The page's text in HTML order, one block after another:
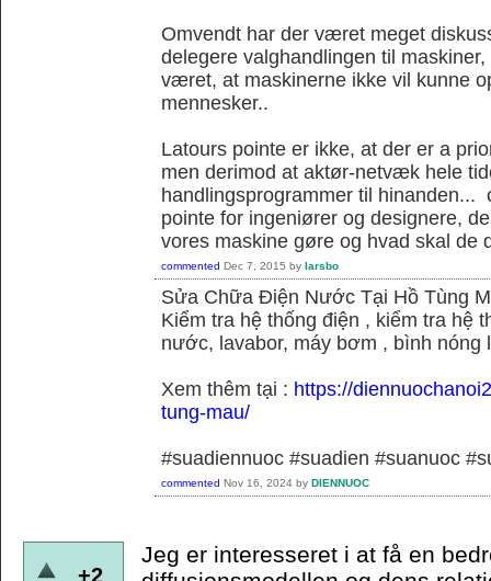
Omvendt har der været meget
delegere valghandlingen til
været, at maskinerne ikke vil kunne
mennesker..
Latours pointe er ikke, at der er a
men derimod at aktør-netvæk hele
handlingsprogrammer til hinanden...
pointe for ingeniører og designere,
vores maskine gøre og hvad skal de
commented Dec 7, 2015 by larsbo
Sửa Chữa Điện Nước Tại Hồ Tùng
Kiểm tra hệ thống điện , kiểm tra hệ
nước, lavabor, máy bơm , bình nóng
Xem thêm tại : https://
tung-mau/
#suadiennuoc #suadien #suanuoc
commented Nov 16, 2024 by DIENNUOC
+2
Jeg er interesseret i at få en